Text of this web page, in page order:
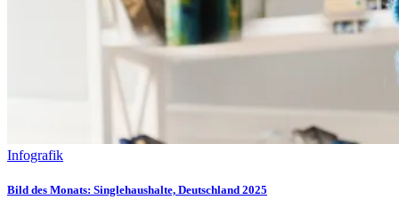
Infografik
Bild des Monats: Singlehaushalte, Deutschland 2025